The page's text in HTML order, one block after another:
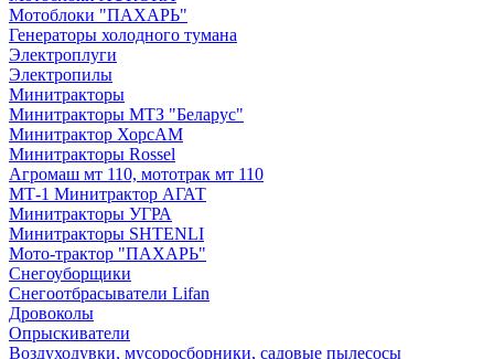
Мотоблоки "ПАХАРЬ"
Генераторы холодного тумана
Электроплуги
Электропилы
Минитракторы
Минитракторы МТЗ "Беларус"
Минитрактор ХорсАМ
Минитракторы Rossel
Агромаш мт 110, мототрак мт 110
МТ-1 Минитрактор АГАТ
Минитракторы УГРА
Минитракторы SHTENLI
Мото-трактор "ПАХАРЬ"
Снегоуборщики
Снегоотбрасыватели Lifan
Дровоколы
Опрыскиватели
Воздуходувки, мусоросборники, cадовые пылесосы